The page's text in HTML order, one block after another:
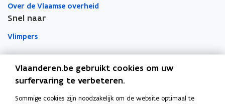
n
n
u
w
v
m
b
o
Over de Vlaamse overheid
Snel naar
Vlimpers
Orafin
Vlaanderen.be gebruikt cookies om uw
surfervaring te verbeteren.
Sommige cookies zijn noodzakelijk om de website optimaal te